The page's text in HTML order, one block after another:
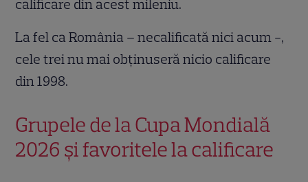
calificare din acest mileniu.
La fel ca România – necalificată nici acum -,
cele trei nu mai obținuseră nicio calificare
din 1998.
Grupele de la Cupa Mondială
2026 și favoritele la calificare